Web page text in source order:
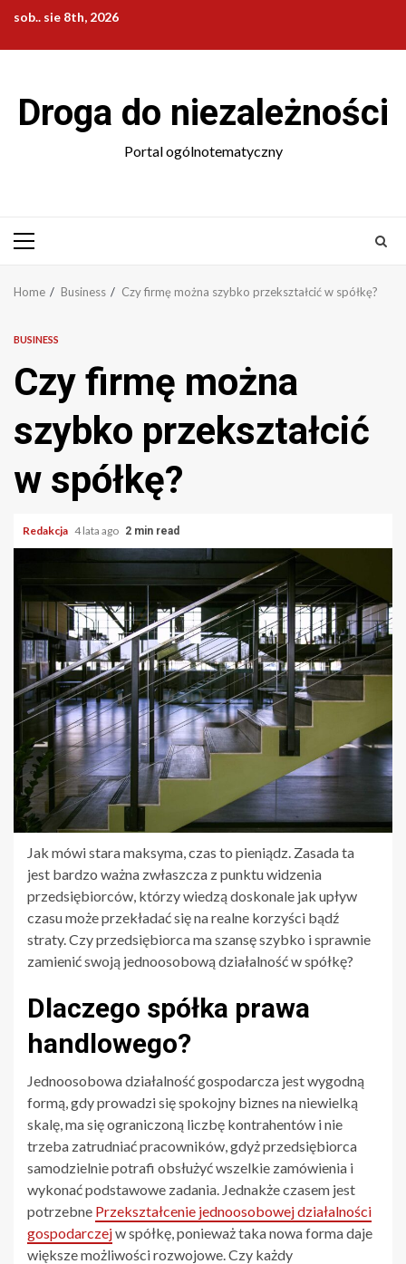
content
sob.. sie 8th, 2026
Droga do niezależności
Portal ogólnotematyczny
Primary
Home Business Czy firmę można szybko przekształcić w spółkę?
BUSINESS
Czy firmę można
szybko przekształcić
w spółkę?
Redakcja 4 lata ago 2 min read
Jak mówi stara maksyma, czas to pieniądz. Zasada ta
jest bardzo ważna zwłaszcza z punktu widzenia
przedsiębiorców, którzy wiedzą doskonale jak upływ
czasu może przekładać się na realne korzyści bądź
straty. Czy przedsiębiorca ma szansę szybko i sprawnie
zamienić swoją jednoosobową działalność w spółkę?
Dlaczego spółka prawa
handlowego?
Jednoosobowa działalność gospodarcza jest wygodną
formą, gdy prowadzi się spokojny biznes na niewielką
skalę, ma się ograniczoną liczbę kontrahentów i nie
trzeba zatrudniać pracowników, gdyż przedsiębiorca
samodzielnie potrafi obsłużyć wszelkie zamówienia i
wykonać podstawowe zadania. Jednakże czasem jest
potrzebne Przekształcenie jednoosobowej działalności
gospodarczejw spółkę, ponieważ taka nowa forma daje
większe możliwości rozwojowe. Czy każdy